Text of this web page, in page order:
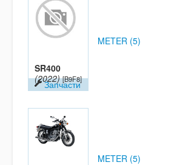
SR400
(2022) [B9F8]
Запчасти
METER (5)
METER (5)